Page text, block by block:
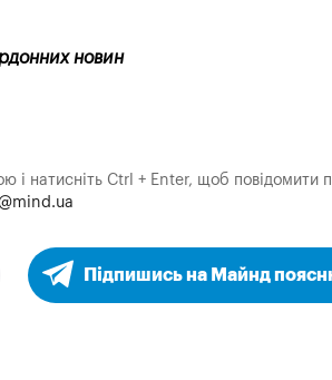
новин
і натисніть Ctrl + Enter, щоб повідомити
Підпишись на Майнд